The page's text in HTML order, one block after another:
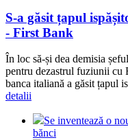
S-a găsit țapul
- First Bank
În loc să-și dea demisia
pentru dezastrul fuziunii cu
banca italiană a găsit țapul
detalii
Se inventează o
bănci